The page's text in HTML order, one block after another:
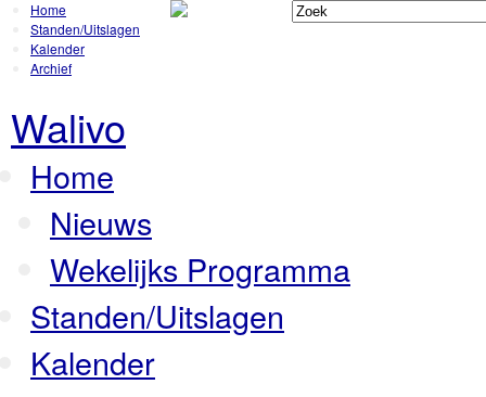
Home
Standen/Uitslagen
Kalender
Archief
Walivo
Home
Nieuws
Wekelijks Programma
Standen/Uitslagen
Kalender